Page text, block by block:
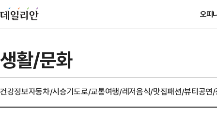
오피
생활/문화
건강정보자동차/시승기도로/교통여행/레저음식/맛집패션/뷰티공연